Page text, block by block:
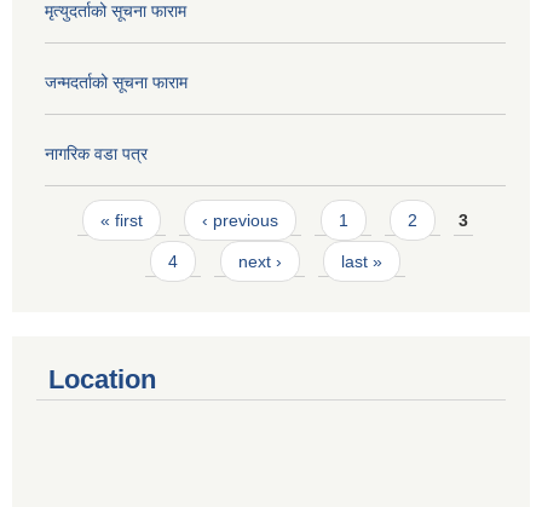
मृत्युदर्ताको सूचना फाराम
जन्मदर्ताको सूचना फाराम
नागरिक वडा पत्र
Pages
« first ‹ previous 1 2 3
4 next › last »
Location